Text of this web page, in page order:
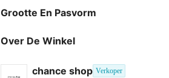
Grootte En Pasvorm
Over De Winkel
chance shop Verkoper
4.74
4.74
4.74 10